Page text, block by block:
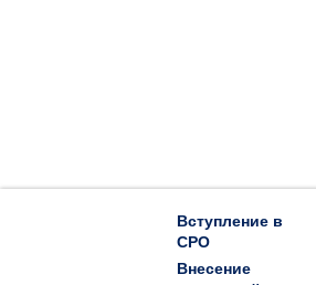
Вступление в
СРО
Внесение